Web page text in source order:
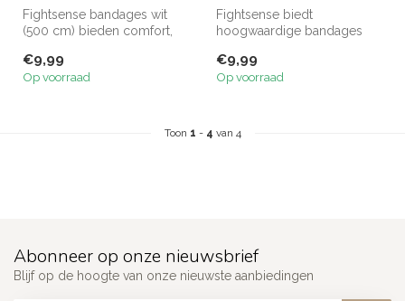
Fightsense bandages wit
(500 cm) bieden comfort,
hande...
€9,99
Op voorraad
Fightsense biedt
hoogwaardige bandages
handen en polsen...
€9,99
Op voorraad
Toon 1 - 4 van 4
Abonneer op onze nieuwsbrief
Blijf op de hoogte van onze nieuwste aanbiedingen